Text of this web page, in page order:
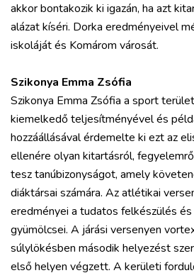
akkor bontakozik ki igazán, ha azt
alázat kíséri. Dorka eredményeivel
iskoláját és Komárom városát.
Szikonya Emma Zsófia
Szikonya Emma Zsófia a sport
kiemelkedő teljesítményével és
hozzáállásával érdemelte ki ezt az
ellenére olyan kitartásról,
tesz tanúbizonyságot, amely
diáktársai számára. Az atlétikai
eredményei a tudatos felkészülés és
gyümölcsei. A járási versenyen
súlylökésben második helyezést
első helyen végzett. A kerületi